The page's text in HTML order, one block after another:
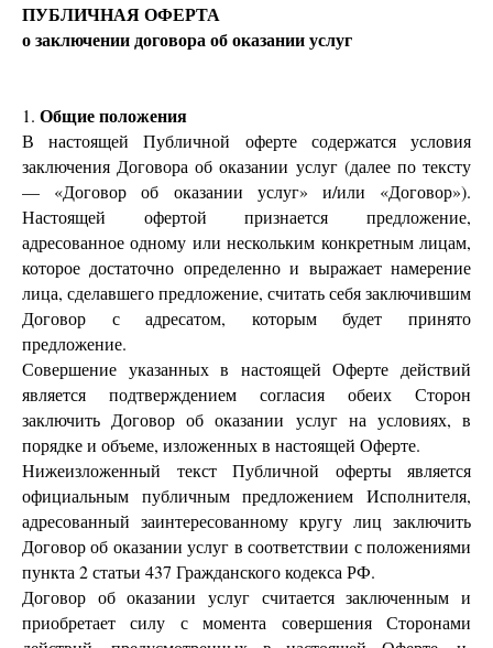
ПУБЛИЧНАЯ ОФЕРТА
о заключении договора об оказании услуг
1. Общие положения
В настоящей Публичной оферте содержатся условия
заключения Договора об оказании услуг (далее по тексту
— «Договор об оказании услуг» и/или «Договор»).
Настоящей офертой признается предложение,
адресованное одному или нескольким конкретным лицам,
которое достаточно определенно и выражает намерение
лица, сделавшего предложение, считать себя заключившим
Договор с адресатом, которым будет принято
предложение.
Совершение указанных в настоящей Оферте действий
является подтверждением согласия обеих Сторон
заключить Договор об оказании услуг на условиях, в
порядке и объеме, изложенных в настоящей Оферте.
Нижеизложенный текст Публичной оферты является
официальным публичным предложением Исполнителя,
адресованный заинтересованному кругу лиц заключить
Договор об оказании услуг в соответствии с положениями
пункта 2 статьи 437 Гражданского кодекса РФ.
Договор об оказании услуг считается заключенным и
приобретает силу с момента совершения Сторонами